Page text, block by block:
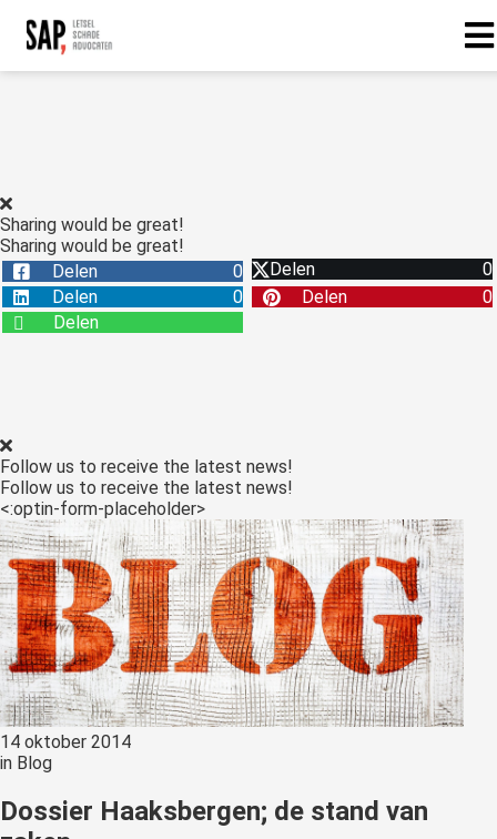
Sharing would be great!
Sharing would be great!
Delen
0 Delen
0
Delen
0 Delen
0
Delen
Follow us to receive the latest news!
Follow us to receive the latest news!
<:optin-form-placeholder>
14 oktober 2014
in Blog
Dossier Haaksbergen; de stand van